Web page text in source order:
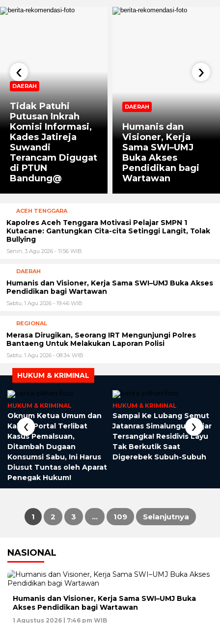
DAERAH
Tidak Patuhi
Putusan Inkrah
Komisi Informasi,
Kades Jatireja
Suwandi
Terancam Digugat
di PTUN
Bandung@
DAERAH
Humanis dan
Visioner, Kerja
Sama SWI–UMJ
Buka Akses
Pendidikan bagi
Wartawan
‹ ›
ACEH TENGGARA
Kapolres Aceh Tenggara Motivasi Pelajar SMPN 1
Kutacane: Gantungkan Cita-cita Setinggi Langit, Tolak
Bullying
Senin, 3 Agu 2026 - 11:56 WIB
DAERAH
Humanis dan Visioner, Kerja Sama SWI–UMJ Buka Akses
Pendidikan bagi Wartawan
Sabtu, 1 Agu 2026 - 19:46 WIB
REGIONAL
Merasa Dirugikan, Seorang IRT Mengunjungi Polres
Bantaeng Untuk Melakukan Laporan Polisi
Sabtu, 1 Agu 2026 - 08:34 WIB
HUKUM & KRIMINAL
HUKUM & KRIMINAL
Oknum Ketua Umum dan
Kabiro Portal Terlibat
Kasus Pemalsuan,
Ditambah Dugaan
Konsumsi Sabu, Ini Harus
Diusut Tuntas oleh Aparat
Penegak Hukum!
HUKUM & KRIMINAL
Sampai Ke Lubang Semut
Jatanras Simalungun Kejar
Tersangka! Residivis Layu
Tak Berkutik Saat
Digerebek Subuh-Subuh
‹ ›
Paginasi
pos
1 2 3 … 109 Selanjutnya
NASIONAL
Humanis dan Visioner, Kerja Sama SWI–UMJ Buka
Akses Pendidikan bagi Wartawan
1 Agustus 2026 | 7:46 pm WIB